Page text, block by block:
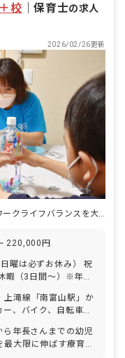
イト・パート 全体
校 ｜保育士の求人
2026/02/26更新
220,000円
曜は必ずお休み） 祝
暇（3日間～）※年度
給休暇（半休取得可能
日以上の連休相談
前産後・育児休暇（取
） ※年間休日
上滝線「南富山駅」か
、バイク、自転車通
中にあり、お散歩に行
ります。また、徒歩
年長さんまでの幼児
大限に伸ばす療育を